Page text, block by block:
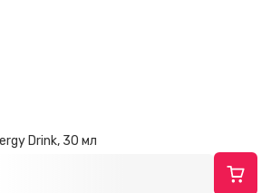
Drink, 30 мл